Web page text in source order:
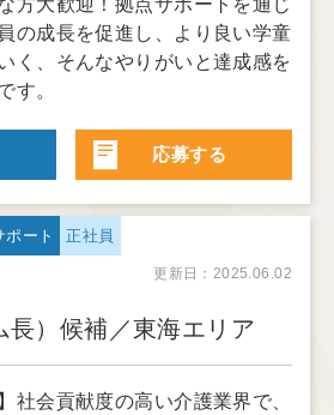
方大歓迎！拠点サポートを通じ
の成長を促進し、より良い学童
く、そんなやりがいと達成感を
す。
応募する
ート 正社員
更新日：2025.06.02
長）候補／東海エリア
社会貢献度の高い介護業界で、